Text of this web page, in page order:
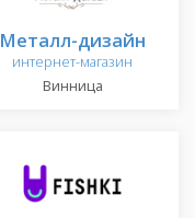
Металл-дизайн
интернет-магазин
Винница